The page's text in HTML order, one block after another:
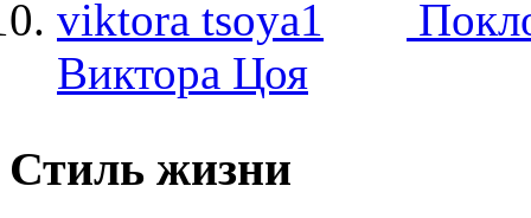
Виктора Цоя
Стиль жизни